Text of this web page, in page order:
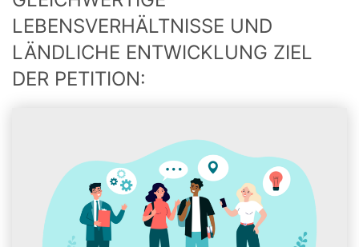
LEBENSVERHÄLTNISSE UND
LÄNDLICHE ENTWICKLUNG ZIEL
DER PETITION: